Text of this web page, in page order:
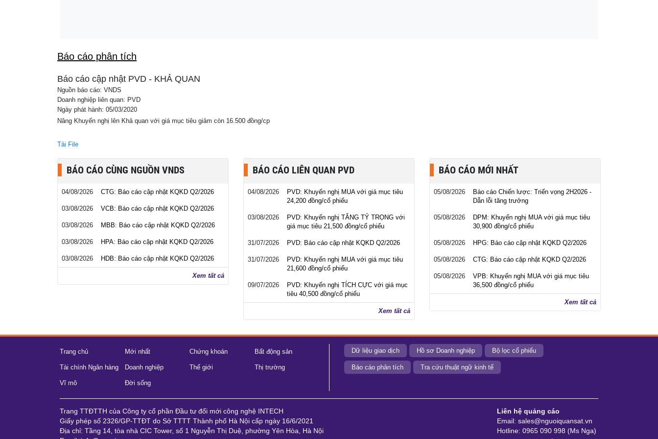
Báo cáo phân tích
Báo cáo cập nhật PVD - KHẢ QUAN
Nguồn báo cáo: VNDS
Doanh nghiệp liên quan: PVD
Ngày phát hành: 05/03/2020
Nâng Khuyến nghị lên Khả quan với giá mục tiêu giảm còn 16.500 đồng/cp
Tải File
BÁO CÁO CÙNG NGUỒN VNDS
04/08/2026 CTG: Báo cáo cập nhật KQKD Q2/2026
03/08/2026 VCB: Báo cáo cập nhật KQKD Q2/2026
03/08/2026 MBB: Báo cáo cập nhật KQKD Q2/2026
03/08/2026 HPA: Báo cáo cập nhật KQKD Q2/2026
03/08/2026 HDB: Báo cáo cập nhật KQKD Q2/2026
Xem tất cả
BÁO CÁO LIÊN QUAN PVD
04/08/2026
PVD: Khuyến nghị MUA với giá mục tiêu
24,200 đồng/cổ phiếu
03/08/2026
PVD: Khuyến nghị TĂNG TỶ TRỌNG với
giá mục tiêu 21,500 đồng/cổ phiếu
31/07/2026 PVD: Báo cáo cập nhật KQKD Q2/2026
31/07/2026
PVD: Khuyến nghị MUA với giá mục tiêu
21,600 đồng/cổ phiếu
09/07/2026
PVD: Khuyến nghị TÍCH CỰC với giá mục
tiêu 40,500 đồng/cổ phiếu
Xem tất cả
BÁO CÁO MỚI NHẤT
05/08/2026
Báo cáo Chiến lược: Triển vọng 2H2026 -
Dẫn lỗi tăng trưởng
05/08/2026
DPM: Khuyến nghị MUA với giá mục tiêu
30,900 đồng/cổ phiếu
05/08/2026 HPG: Báo cáo cập nhật KQKD Q2/2026
05/08/2026 CTG: Báo cáo cập nhật KQKD Q2/2026
05/08/2026
VPB: Khuyến nghị MUA với giá mục tiêu
36,500 đồng/cổ phiếu
Xem tất cả
Dữ liệu giao dịch Hồ sơ Doanh nghiệp Bộ lọc cổ phiếu
Báo cáo phân tích Tra cứu thuật ngữ kinh tế
Trang chủ Mới nhất Chứng khoán Bất động sản
Tài chính Ngân hàng Doanh nghiệp Thế giới Thị trường
Vĩ mô Đời sống
Trang TTĐTTH của Công ty cổ phần Đầu tư đổi mới công nghệ INTECH
Giấy phép số 2326/GP-TTĐT do Sở TTTT Thành phố Hà Nội cấp ngày 16/6/2021
Địa chỉ: Tầng 14, tòa nhà CIC Tower, số 1 Nguyễn Thị Duệ, phường Yên Hòa, Hà Nội
Liên hệ quảng cáo
Email: sales@nguoiquansat.vn
Hotline: 0965 090 998 (Ms Nga)